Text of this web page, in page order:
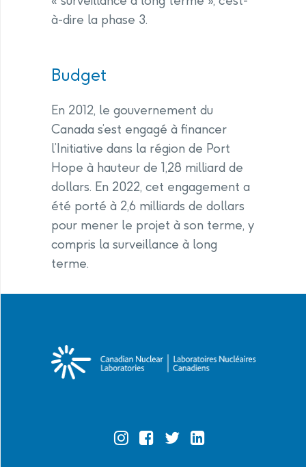
à-dire la phase 3.
Budget
En 2012, le gouvernement du
Canada s’est engagé à financer
l’Initiative dans la région de Port
Hope à hauteur de 1,28 milliard de
dollars. En 2022, cet engagement a
été porté à 2,6 milliards de dollars
pour mener le projet à son terme, y
compris la surveillance à long
terme.